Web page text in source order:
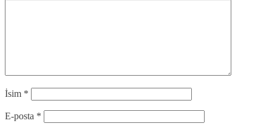
İsim *
E-posta *